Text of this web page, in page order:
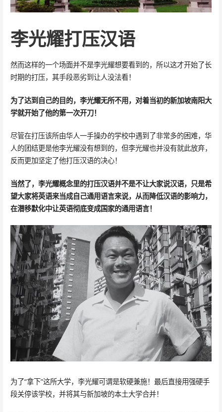
李光耀打压汉语
然而这样的一个场面并不是李光耀想要看到的，所以这才开始了长
时期的打压，其手段恶劣到让人没法看！
为了达到自己的目的，李光耀无所不用，对着当初的新加坡南阳大
学就开始了他的第一次开刀！
尽管在打压该所由华人一手操办的学校中遇到了非常多的困难，华
人的团结更是他李光耀没有想到的，但李光耀也并没有就此放弃，
反而更加坚定了他打压汉语的决心！
当然了，李光耀概念里的打压汉语并不是不让大家说汉语，只是希
望大家将英语来当成自己通用语言来说，从而降低汉语的影响力，
在潜移默化中让英语彻底变成国家的通用语言！
为了“拿下”这所大学，李光耀可谓是软硬兼施！最后直接用强硬手
段关停该学校，并将其与新加坡的本土大学合并！